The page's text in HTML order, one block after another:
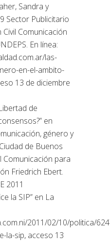
Sandra y
Sector Publicitario
Comunicación
En línea:
las-
en-el-ambito-
13 de diciembre
de
en
género y
de Buenos
Comunicación para
Friedrich Ebert.
2011
la SIP” en La
2011/02/10/politica/
la-sip, acceso 13